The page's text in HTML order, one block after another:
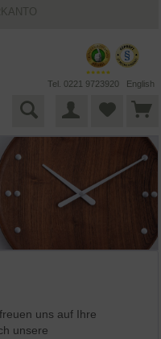
Tel. 0221 9723920 English
uns auf Ihre
unsere